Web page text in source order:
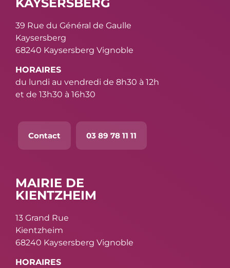
39 Rue du Général de Gaulle
Kaysersberg
68240 Kaysersberg Vignoble
HORAIRES
du lundi au vendredi de 8h30 à 12h
et de 13h30 à 16h30
Contact 03 89 78 11 11
MAIRIE DE
KIENTZHEIM
13 Grand Rue
Kientzheim
68240 Kaysersberg Vignoble
HORAIRES